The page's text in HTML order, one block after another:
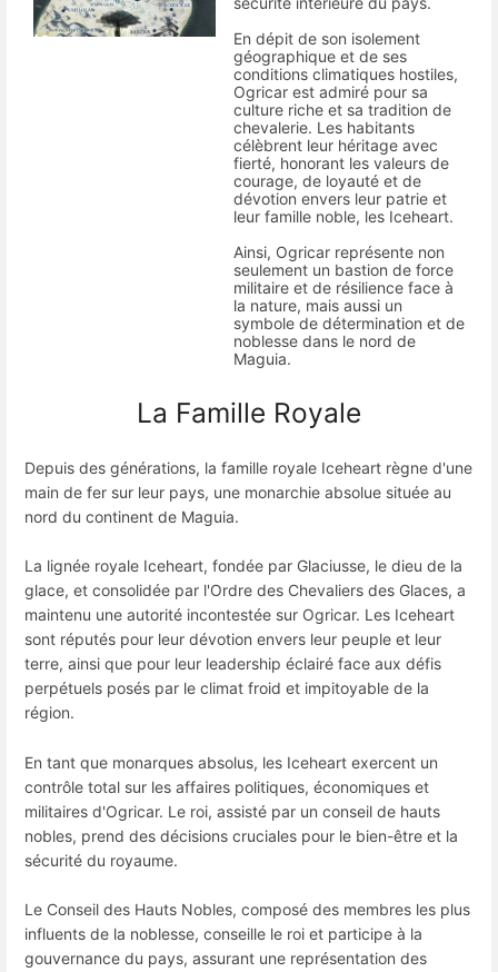
En dépit de son isolement
géographique et de ses
conditions climatiques hostiles,
Ogricar est admiré pour sa
culture riche et sa tradition de
chevalerie. Les habitants
célèbrent leur héritage avec
fierté, honorant les valeurs de
courage, de loyauté et de
dévotion envers leur patrie et
leur famille noble, les Iceheart.
Ainsi, Ogricar représente non
seulement un bastion de force
militaire et de résilience face à
la nature, mais aussi un
symbole de détermination et de
noblesse dans le nord de
Maguia.
La Famille Royale
Depuis des générations, la famille royale Iceheart règne d'une
main de fer sur leur pays, une monarchie absolue située au
nord du continent de Maguia.
La lignée royale Iceheart, fondée par Glaciusse, le dieu de la
glace, et consolidée par l'Ordre des Chevaliers des Glaces, a
maintenu une autorité incontestée sur Ogricar. Les Iceheart
sont réputés pour leur dévotion envers leur peuple et leur
terre, ainsi que pour leur leadership éclairé face aux défis
perpétuels posés par le climat froid et impitoyable de la
région.
En tant que monarques absolus, les Iceheart exercent un
contrôle total sur les affaires politiques, économiques et
militaires d'Ogricar. Le roi, assisté par un conseil de hauts
nobles, prend des décisions cruciales pour le bien-être et la
sécurité du royaume.
Le Conseil des Hauts Nobles, composé des membres les plus
influents de la noblesse, conseille le roi et participe à la
gouvernance du pays, assurant une représentation des